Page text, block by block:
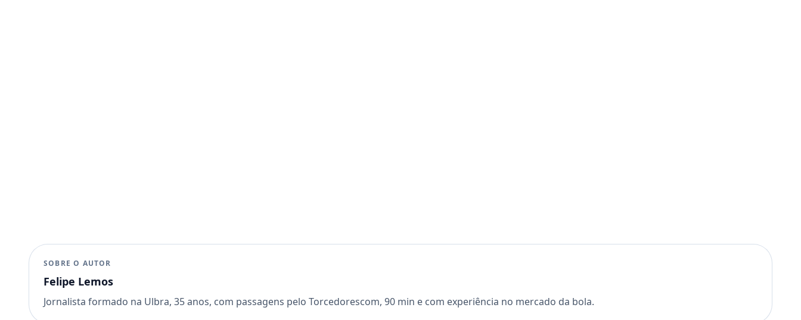
SOBRE O AUTOR
Felipe Lemos
Jornalista formado na Ulbra, 35 anos, com passagens pelo Torcedorescom, 90 min e com experiência no mercado da bola.